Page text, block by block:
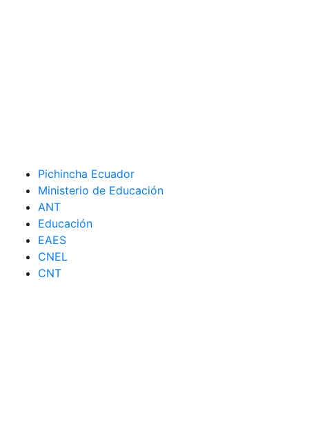
Pichincha Ecuador
Ministerio de Educación
ANT
Educación
EAES
CNEL
CNT